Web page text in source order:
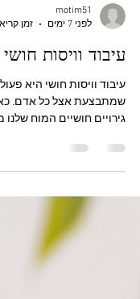
motim51
זמן קריאה 4
עיבוד וויסות
שמתבצעת אצל כל אדם.
גירויים חושיים המוח
תפקוד. במצב של אתגרים
להיווצר הצפה שתגרום
החושי. עיבוד חושי אינו
ממרקמים. מדובר בצורת
המשפיעה על הדרך שבה
לגירויים מהסביבה